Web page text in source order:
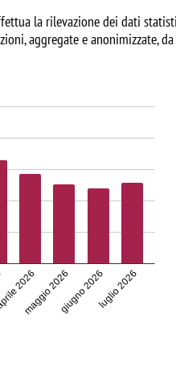
la rilevazione dei dati
aggregate e anonimizzate,